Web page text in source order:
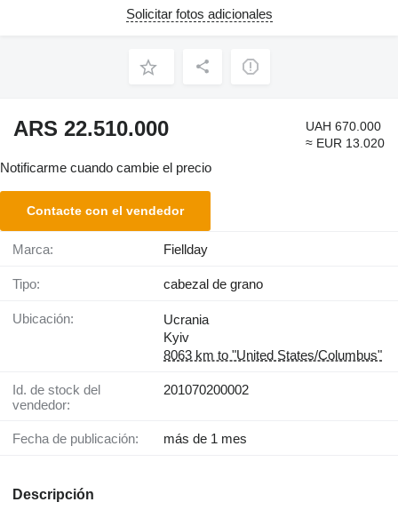
Solicitar fotos adicionales
ARS 22.510.000
UAH 670.000
≈ EUR 13.020
Notificarme cuando cambie el precio
Contacte con el vendedor
Marca: Fiellday
Tipo: cabezal de grano
Ubicación:
Ucrania
Kyiv
8063 km to "United States/Columbus"
Id. de stock del
vendedor:
201070200002
Fecha de publicación: más de 1 mes
Descripción